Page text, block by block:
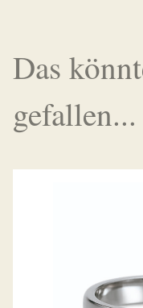
Das
gefallen...